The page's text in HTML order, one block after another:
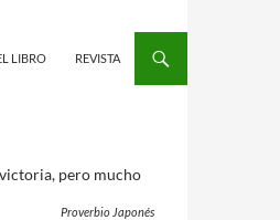
LIBRO REVISTA
pero mucho
Proverbio Japonés